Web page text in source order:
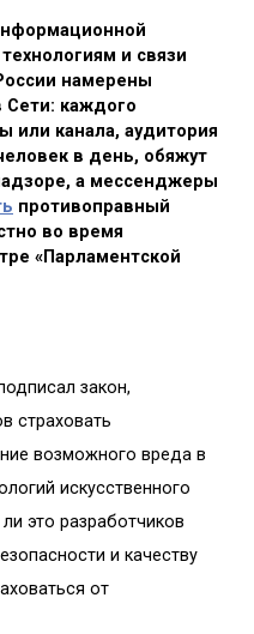
и связи
намерены
Сети: каждого
или канала, аудитория
в день, обяжут
а мессенджеры
противоправный
во время
«Парламентской
закон,
страховать
возможного вреда в
искусственного
это разработчиков
и качеству
от